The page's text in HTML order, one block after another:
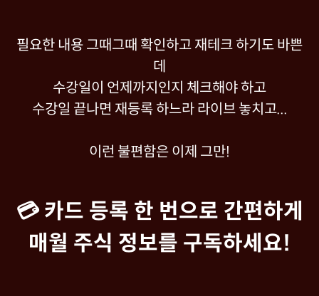
필요한 내용 그때그때 확인하고 재테크 하기도 바쁜
데
수강일이 언제까지인지 체크해야 하고
수강일 끝나면 재등록 하느라 라이브 놓치고...
이런 불편함은 이제 그만!
💳 카드 등록 한 번으로 간편하게
매월 주식 정보를 구독하세요!